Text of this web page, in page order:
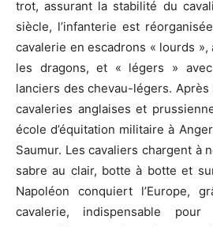
trot, assurant la stabilité du
siècle, l’infanterie est
cavalerie en escadrons « lourds
les dragons, et « légers »
lanciers des chevau-légers.
cavaleries anglaises et
école d’équitation militaire à
Saumur. Les cavaliers chargent à
sabre au clair, botte à botte et
Napoléon conquiert l’Europe,
cavalerie, indispensable